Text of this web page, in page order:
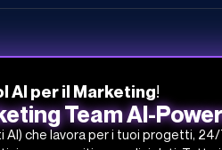
AI per il Marketing!
Team AI-
AI) che lavora per i tuoi progetti,